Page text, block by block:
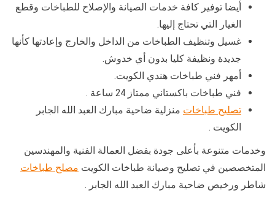
أيضا توفير كافة خدمات الصيانة والإصلاح للطباخات وقطع
الغيار التي تحتاج إليها.
غسيل وتنظيف الطباخات من الداخل والخارج وإعادتها كأنها
جديدة ونظيفة كليا بدون أي خدوش.
أمهر فني طباخات هندي الكويت.
فني طباخات باكستاني ممتاز 24 ساعة .
تصليح طباخات منزلية ضاحية مبارك العبد الله الجابر
الكويت .
وخدمات متنوعة بأعلى جودة بفضل العمالة الفنية والمهندسين
المتخصصين في تصليح وصيانة طباخات الكويت مصلح طباخات
شاطر ورخيص ضاحية مبارك العبد الله الجابر .